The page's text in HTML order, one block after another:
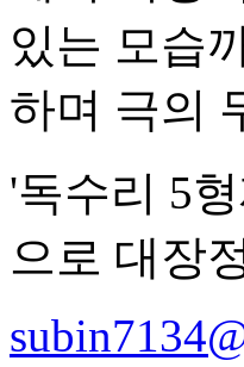
있는 모습
하며 극의
'독수리 5
으로 대장